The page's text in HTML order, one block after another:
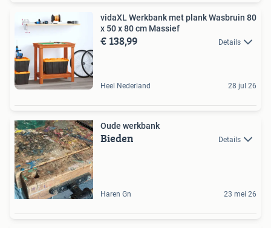
vidaXL Werkbank met plank Wasbruin 80
x 50 x 80 cm Massief
€ 138,99 Details
Heel Nederland 28 jul 26
Oude werkbank
Bieden Details
Haren Gn 23 mei 26